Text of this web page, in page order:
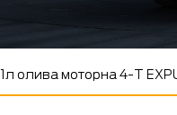
1л олива моторна 4-T